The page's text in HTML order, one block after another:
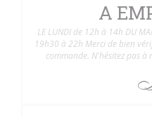
A
LE LUNDI de 12h à 14h DU
19h30 à 22h Merci de bien
commande. N'hésitez pas